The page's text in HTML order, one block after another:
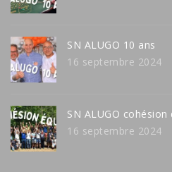
SN ALUGO 10 ans
16 septembre 2024
SN ALUGO cohésion
16 septembre 2024